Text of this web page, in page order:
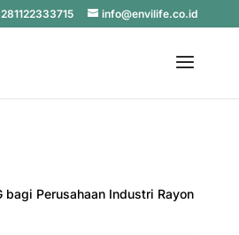
info@envilife.co.id